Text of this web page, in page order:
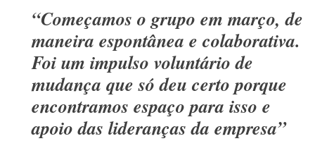
“Começamos o grupo em março, de
maneira espontânea e colaborativa.
Foi um impulso voluntário de
mudança que só deu certo porque
encontramos espaço para isso e
apoio das lideranças da empresa”